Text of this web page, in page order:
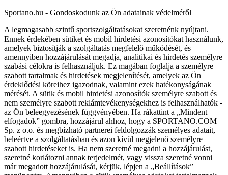
Sportano.hu - Gondoskodunk az Ön adatainak védelméről
A legmagasabb szintű sportszolgáltatásokat szeretnénk nyújtani.
Ennek érdekében sütiket és mobil hirdetési azonosítókat használunk,
amelyek biztosítják a szolgáltatás megfelelő működését, és
amennyiben hozzájárulását megadja, analitikai és hirdetés személyre
szabási célokra is felhasználjuk. Ez magában foglalja a személyre
szabott tartalmak és hirdetések megjelenítését, amelyek az Ön
érdeklődési köreihez igazodnak, valamint ezek hatékonyságának
mérését. A sütik és mobil hirdetési azonosítók személyre szabott és
nem személyre szabott reklámtevékenységekhez is felhasználhatók -
az Ön beleegyezésének függvényében. Ha rákattint a „Mindent
elfogadok” gombra, hozzájárul ahhoz, hogy a SPORTANO.COM
Sp. z o.o. és megbízható partnerei feldolgozzák személyes adatait,
beleértve a szolgáltatásban és azon kívül megjelenő személyre
szabott hirdetéseket is. Ha nem szeretné megadni a hozzájárulást,
szeretné korlátozni annak terjedelmét, vagy vissza szeretné vonni
már megadott hozzájárulását, kérjük, lépjen a „Beállítások”